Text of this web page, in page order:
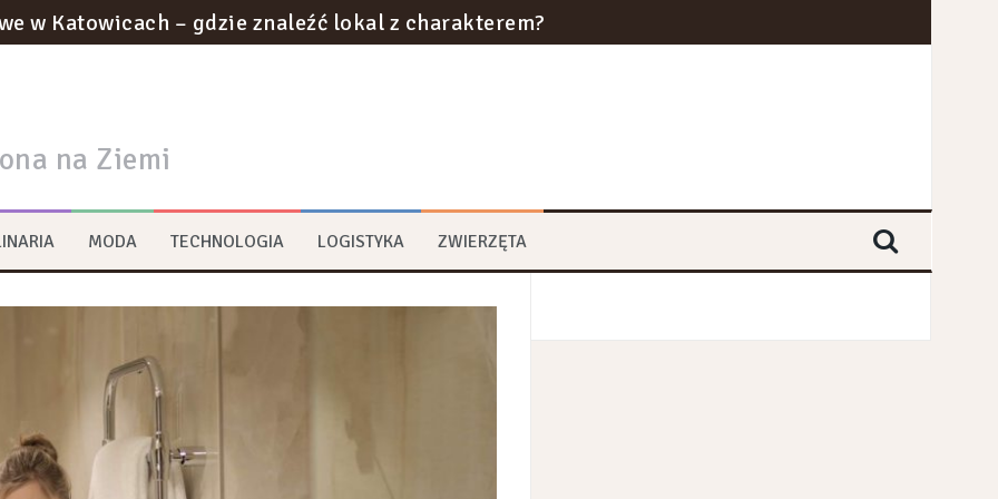
w Katowicach – gdzie znaleźć lokal z charakterem?
podziemnym: innowacje w tunelach metra i kolei dużych prędkości
na strategie zrównoważonego rozwoju w logistyce branż przemysłowych
na transformację przestrzeni miejskich?
multimedialne
na Ziemi
MODA TECHNOLOGIA LOGISTYKA ZWIERZĘTA